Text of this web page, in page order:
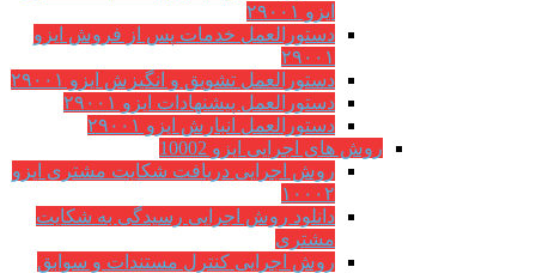
دستورالعمل خدمات پس از فروش ایزو
۲۹۰۰۱
دستورالعمل تشویق و انگیزش ایزو ۲۹۰۰۱
دستورالعمل پیشنهادات ایزو ۲۹۰۰۱
دستورالعمل انبارش ایزو ۲۹۰۰۱
روش های اجرایی ایزو 10002
روش اجرایی دریافت شکایت مشتری ایزو
۱۰۰۰۲
دانلود روش اجرایی رسیدگی به شکایت
مشتری
روش اجرایی کنترل مستندات و سوابق